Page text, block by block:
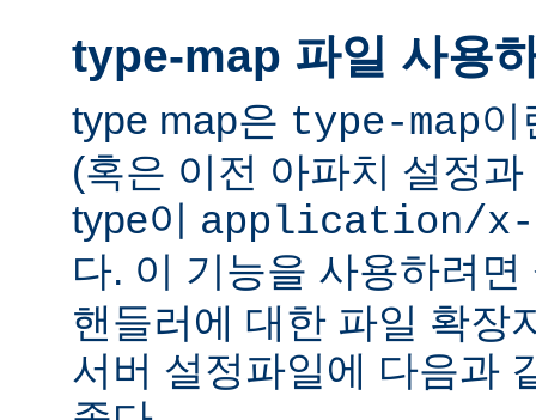
type-map 파일 사용
type map은 type-map이
(혹은 이전 아파치 설정
type이 application/x-
다. 이 기능을 사용하려
핸들러에 대한 파일 확장
서버 설정파일에 다음과